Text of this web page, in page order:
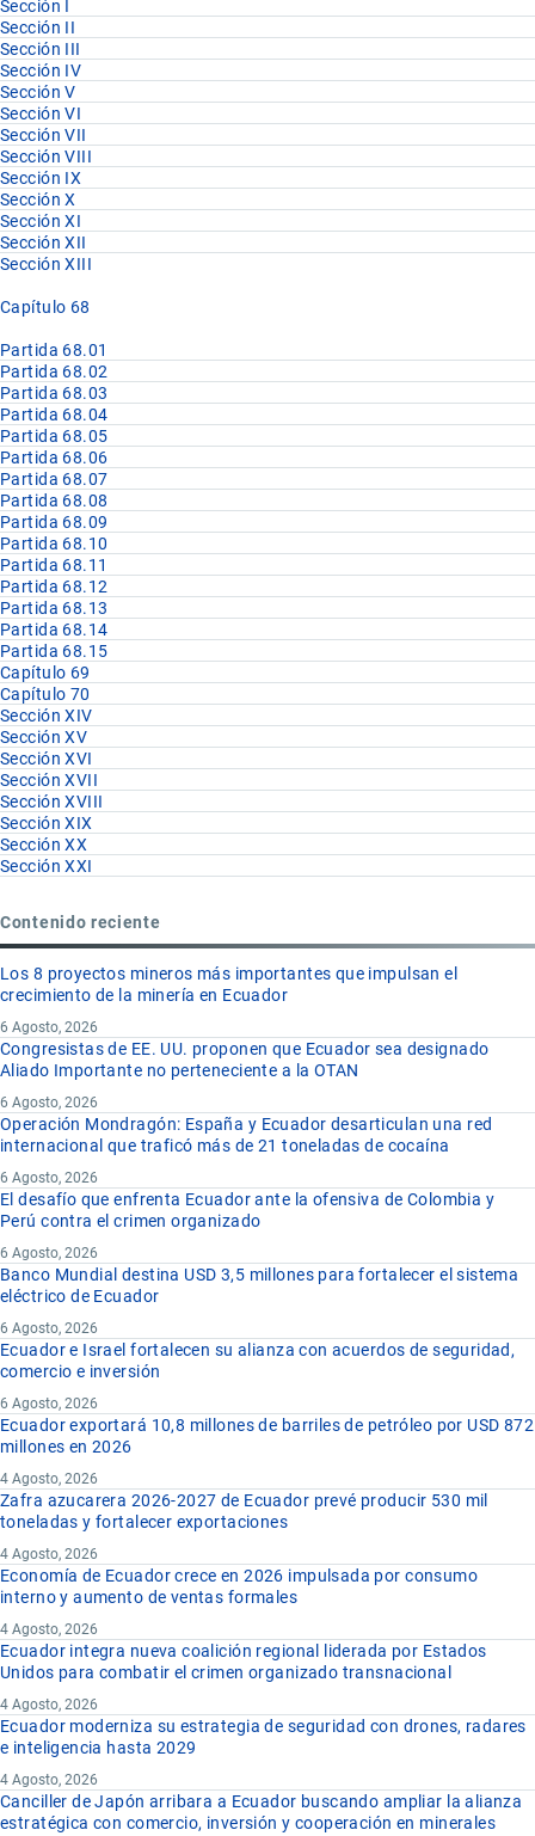
Sección I
Sección II
Sección III
Sección IV
Sección V
Sección VI
Sección VII
Sección VIII
Sección IX
Sección X
Sección XI
Sección XII
Sección XIII
Capítulo 68
Partida 68.01
Partida 68.02
Partida 68.03
Partida 68.04
Partida 68.05
Partida 68.06
Partida 68.07
Partida 68.08
Partida 68.09
Partida 68.10
Partida 68.11
Partida 68.12
Partida 68.13
Partida 68.14
Partida 68.15
Capítulo 69
Capítulo 70
Sección XIV
Sección XV
Sección XVI
Sección XVII
Sección XVIII
Sección XIX
Sección XX
Sección XXI
Contenido reciente
Los 8 proyectos mineros más importantes que impulsan el
crecimiento de la minería en Ecuador
6 Agosto, 2026
Congresistas de EE. UU. proponen que Ecuador sea designado
Aliado Importante no perteneciente a la OTAN
6 Agosto, 2026
Operación Mondragón: España y Ecuador desarticulan una red
internacional que traficó más de 21 toneladas de cocaína
6 Agosto, 2026
El desafío que enfrenta Ecuador ante la ofensiva de Colombia y
Perú contra el crimen organizado
6 Agosto, 2026
Banco Mundial destina USD 3,5 millones para fortalecer el sistema
eléctrico de Ecuador
6 Agosto, 2026
Ecuador e Israel fortalecen su alianza con acuerdos de seguridad,
comercio e inversión
6 Agosto, 2026
Ecuador exportará 10,8 millones de barriles de petróleo por USD 872
millones en 2026
4 Agosto, 2026
Zafra azucarera 2026-2027 de Ecuador prevé producir 530 mil
toneladas y fortalecer exportaciones
4 Agosto, 2026
Economía de Ecuador crece en 2026 impulsada por consumo
interno y aumento de ventas formales
4 Agosto, 2026
Ecuador integra nueva coalición regional liderada por Estados
Unidos para combatir el crimen organizado transnacional
4 Agosto, 2026
Ecuador moderniza su estrategia de seguridad con drones, radares
e inteligencia hasta 2029
4 Agosto, 2026
Canciller de Japón arribara a Ecuador buscando ampliar la alianza
estratégica con comercio, inversión y cooperación en minerales